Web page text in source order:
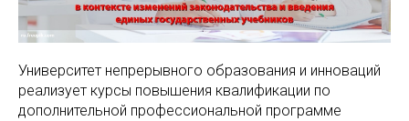
Университет непрерывного образования и инноваций
реализует курсы повышения квалификации по
дополнительной профессиональной программе